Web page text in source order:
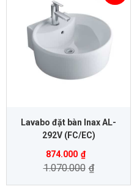
Lavabo đặt bàn Inax AL-
292V (FC/EC)
874.000 ₫
1.070.000 ₫